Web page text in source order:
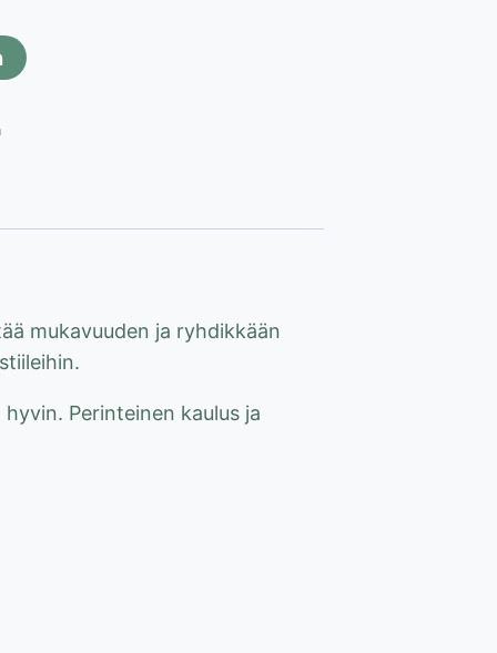
mukavuuden ja ryhdikkään
Perinteinen kaulus ja